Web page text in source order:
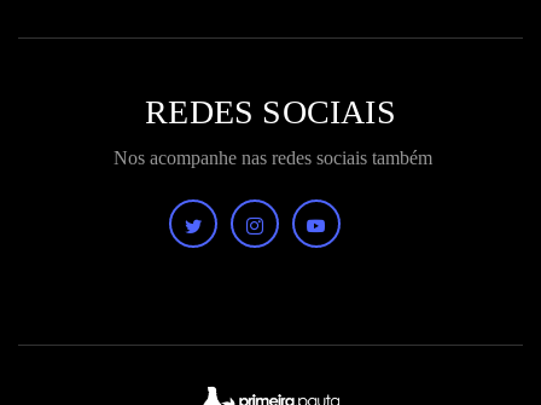
REDES SOCIAIS
Nos acompanhe nas redes sociais também